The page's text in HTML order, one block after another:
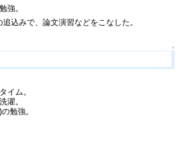
強。
追込みで、論文演習などをこなした。
↑
イム。
濯。
勉強。